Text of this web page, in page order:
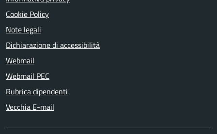
Cookie Policy
Note legali
Dichiarazione di accessibilità
Webmail
Webmail PEC
Rubrica dipendenti
Vecchia E-mail